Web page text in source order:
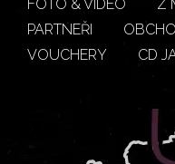
FOTO & VIDEO
Z
PARTNEŘI
VOUCHERY
CD